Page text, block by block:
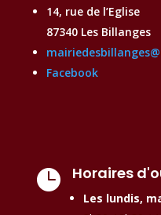
14, rue de l’Eglise
87340 Les Billanges
Facebook
 Horaires
Les lundis,